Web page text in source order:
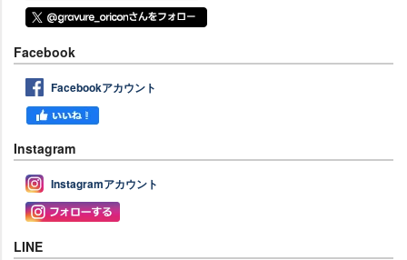
Facebook
Facebookアカウント
Instagram
Instagramアカウント
LINE